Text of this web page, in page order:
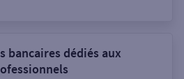
bancaires dédiés aux